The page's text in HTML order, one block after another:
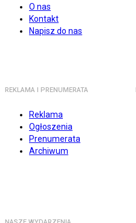
O nas
Kontakt
Napisz do nas
REKLAMA I PRENUMERATA
Reklama
Ogłoszenia
Prenumerata
Archiwum